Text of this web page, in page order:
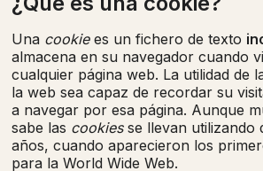
Una cookiees un fichero de texto
almacena en su navegador cuando
cualquier página web. La utilidad de
la web sea capaz de recordar su
a navegar por esa página. Aunque
sabe las cookiesse llevan utilizando
años, cuando aparecieron los
para la World Wide Web.